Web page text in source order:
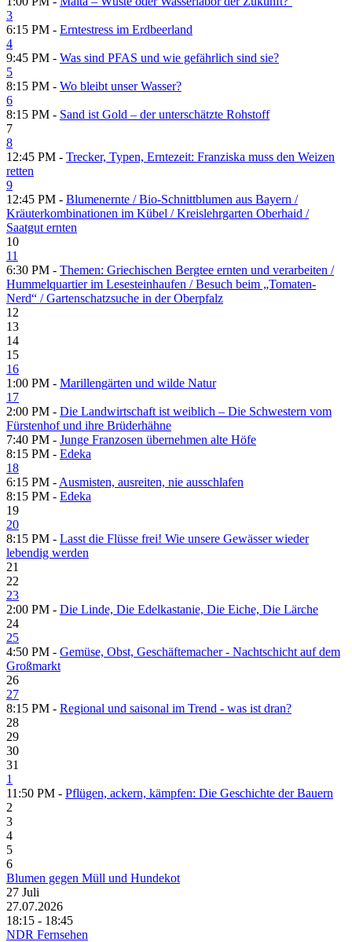
3
6:15 PM - Erntestress im Erdbeerland
4
9:45 PM - Was sind PFAS und wie gefährlich sind sie?
5
8:15 PM - Wo bleibt unser Wasser?
6
8:15 PM - Sand ist Gold – der unterschätzte Rohstoff
7
8
12:45 PM - Trecker, Typen, Erntezeit: Franziska muss den Weizen
retten
9
12:45 PM - Blumenernte /​ Bio-Schnittblumen aus Bayern /​
Kräuterkombinationen im Kübel /​ Kreislehrgarten Oberhaid /​
Saatgut ernten
10
11
6:30 PM - Themen: Griechischen Bergtee ernten und verarbeiten /​
Hummelquartier im Lesesteinhaufen /​ Besuch beim „Tomaten-
Nerd“ /​ Gartenschatzsuche in der Oberpfalz
12
13
14
15
16
1:00 PM - Marillengärten und wilde Natur
17
2:00 PM - Die Landwirtschaft ist weiblich – Die Schwestern vom
Fürstenhof und ihre Brüderhähne
7:40 PM - Junge Franzosen übernehmen alte Höfe
8:15 PM - Edeka
18
6:15 PM - Ausmisten, ausreiten, nie ausschlafen
8:15 PM - Edeka
19
20
8:15 PM - Lasst die Flüsse frei! Wie unsere Gewässer wieder
lebendig werden
21
22
23
2:00 PM - Die Linde, Die Edelkastanie, Die Eiche, Die Lärche
24
25
4:50 PM - Gemüse, Obst, Geschäftemacher - Nachtschicht auf dem
Großmarkt
26
27
8:15 PM - Regional und saisonal im Trend - was ist dran?
28
29
30
31
1
11:50 PM - Pflügen, ackern, kämpfen: Die Geschichte der Bauern
2
3
4
5
6
Blumen gegen Müll und Hundekot
27 Juli
27.07.2026
18:15 - 18:45
NDR Fernsehen